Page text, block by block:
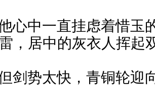
心中一直挂虑着惜玉
，居中的灰衣人挥起
剑势太快，青铜轮迎